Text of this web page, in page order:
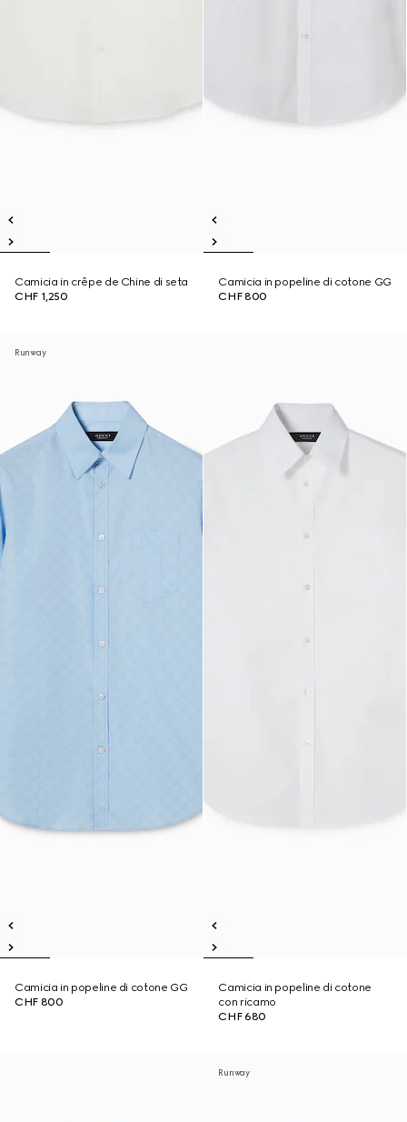
Camicia in crêpe de Chine di seta
CHF 1,250
Camicia in popeline di cotone GG
CHF 800
Runway
Camicia in popeline di cotone GG
CHF 800
Camicia in popeline di cotone
con ricamo
CHF 680
Runway